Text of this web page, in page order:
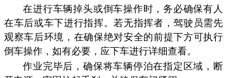
在进行车辆掉头或倒车操作时，务必确保有人
在车后或车下进行指挥。若无指挥者，驾驶员需先
观察车后环境，在确保绝对安全的前提下方可执行
倒车操作，如有必要，应下车进行详细查看。
作业完毕后，确保将车辆停泊在指定区域，断